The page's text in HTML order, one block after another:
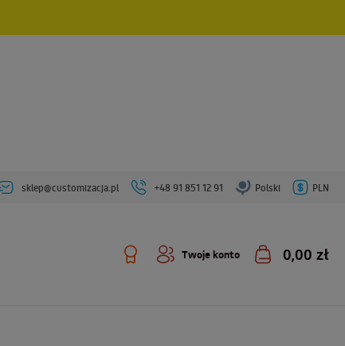
sklep@customizacja.pl +48 91 851 12 91 Polski PLN
Twoje konto 0,00 zł